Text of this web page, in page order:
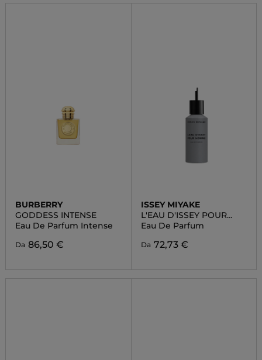
BURBERRY
GODDESS INTENSE
Eau De Parfum Intense
Da 86,50 €
ISSEY MIYAKE
L'EAU D'ISSEY POUR
HOMME
Eau De Parfum
Da 72,73 €